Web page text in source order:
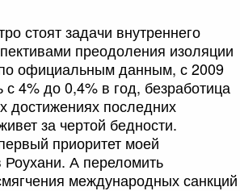
стоят задачи внутреннего
преодоления изоляции
официальным данным, с 2009
4% до 0,4% в год, безработица
достижениях последних
за чертой бедности.
приоритет моей
А переломить
международных санкций